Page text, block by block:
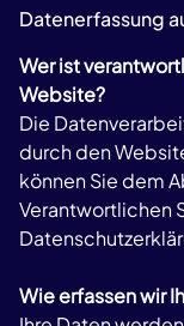
Datenerfassung
Wer ist
Website?
Die
durch den
können Sie dem
Verantwortlichen
Wie erfassen wir